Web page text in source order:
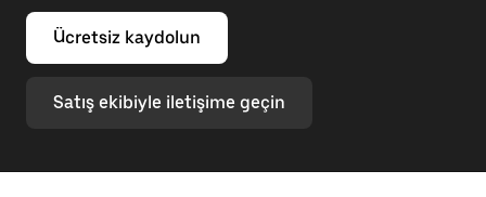
Ücretsiz kaydolun
Satış ekibiyle iletişime geçin